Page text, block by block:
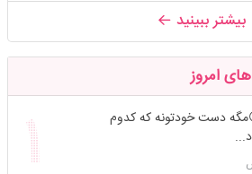
بیشتر ببینید
امروز
دست خودتونه که کدوم